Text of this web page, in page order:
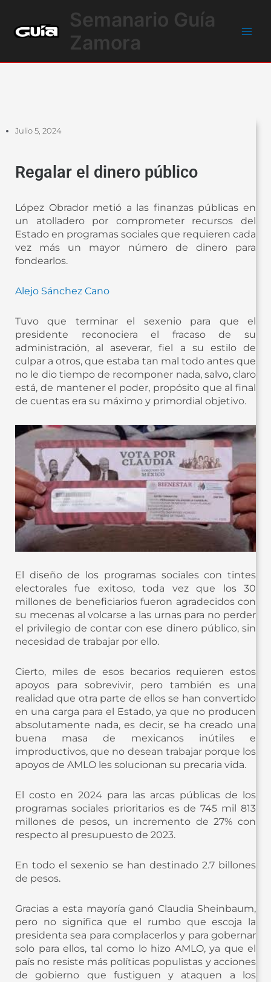
contenido
Semanario Guía
Zamora
Julio 5, 2024
Regalar el dinero público
López Obrador metió a las finanzas públicas en
un atolladero por comprometer recursos del
Estado en programas sociales que requieren cada
vez más un mayor número de dinero para
fondearlos.
Alejo Sánchez Cano
Tuvo que terminar el sexenio para que el
presidente reconociera el fracaso de su
administración, al aseverar, fiel a su estilo de
culpar a otros, que estaba tan mal todo antes que
no le dio tiempo de recomponer nada, salvo, claro
está, de mantener el poder, propósito que al final
de cuentas era su máximo y primordial objetivo.
El diseño de los programas sociales con tintes
electorales fue exitoso, toda vez que los 30
millones de beneficiarios fueron agradecidos con
su mecenas al volcarse a las urnas para no perder
el privilegio de contar con ese dinero público, sin
necesidad de trabajar por ello.
Cierto, miles de esos becarios requieren estos
apoyos para sobrevivir, pero también es una
realidad que otra parte de ellos se han convertido
en una carga para el Estado, ya que no producen
absolutamente nada, es decir, se ha creado una
buena masa de mexicanos inútiles e
improductivos, que no desean trabajar porque los
apoyos de AMLO les solucionan su precaria vida.
El costo en 2024 para las arcas públicas de los
programas sociales prioritarios es de 745 mil 813
millones de pesos, un incremento de 27% con
respecto al presupuesto de 2023.
En todo el sexenio se han destinado 2.7 billones
de pesos.
Gracias a esta mayoría ganó Claudia Sheinbaum,
pero no significa que el rumbo que escoja la
presidenta sea para complacerlos y para gobernar
solo para ellos, tal como lo hizo AMLO, ya que el
país no resiste más políticas populistas y acciones
de gobierno que fustiguen y ataquen a los